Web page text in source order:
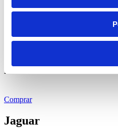
Li e aceitoque os meus
Produtos Relacionados
Comprar
Jaguar